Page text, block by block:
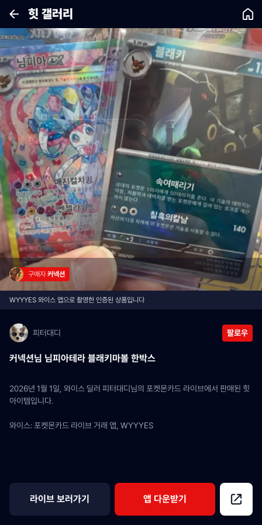
힛 갤러리
구매자 커넥션
WYYYES 와이스 앱으로 촬영한 인증된 상품입니다
피터대디 팔로우
커넥션님 님피아테라 블래키마볼 한박스
2026년 1월 1일, 와이스 딜러 피터대디님의 포켓몬카드 라이브에서 판매된 힛
아이템입니다.
와이스: 포켓몬카드 라이브 거래 앱, WYYYES
라이브 보러가기 앱 다운받기